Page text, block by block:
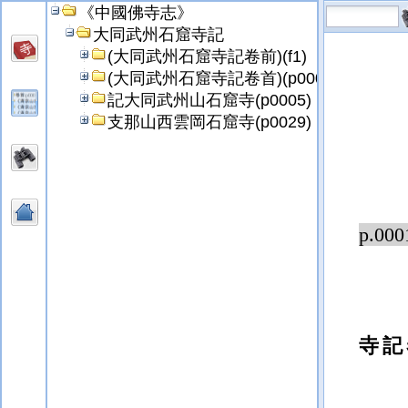
《中國佛寺志》
大同武州石窟寺記
(大同武州石窟寺記卷前)(f1)
(大同武州石窟寺記卷首)(p0001)
記大同武州山石窟寺(p0005)
支那山西雲岡石窟寺(p0029)
寺